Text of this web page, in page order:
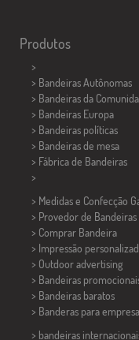
Produtos
>
> Bandeiras Autônomas
> Bandeiras da
> Bandeiras Europa
> Bandeiras políticas
> Bandeiras de mesa
> Fábrica de Bandeiras
>
> Medidas e Confecção
> Provedor de Bandeiras
> Comprar Bandeira
> Impressão
> Outdoor advertising
> Bandeiras
> Bandeiras baratos
> Banderas para
> bandeiras